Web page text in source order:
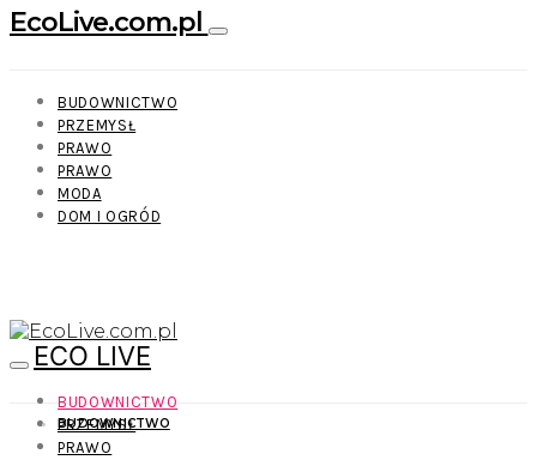
EcoLive.com.pl
BUDOWNICTWO
PRZEMYSŁ
PRAWO
PRAWO
MODA
DOM I OGRÓD
ECO LIVE
BUDOWNICTWO
PRZEMYSŁ
PRAWO
BUDOWNICTWO